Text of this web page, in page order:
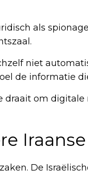
als
niet
de informatie
draait om
De